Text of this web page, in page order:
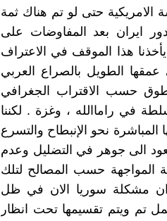
الامريكية حتى لو تم هناك ثمة
ايران بعد المفاوضات على
هذا الموقف في الاعتراف
الطويل بالصراع العربي
حسب الاقتراب الجغرافي
في راماالله ، وغزة . لكننا
نحو الإنبطاح والتسرع
الى جوهر في التضليل وعدم
المواجهة حسب المصالح لتلك
ان مشكلة سوريا الان في ظل
تم ويتم تقسيمها تحت انظار